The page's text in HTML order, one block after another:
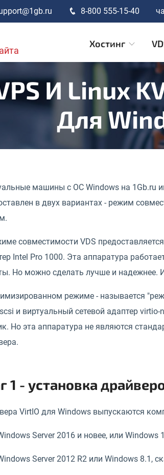
8-800 555-15-40
Хостинг
И Linux
Для
машины с ОС Windows на 1Gb.ru
в двух вариантах - режим
совместимости VDS
Intel Pro 1000. Эта аппаратура
Но можно сделать лучше и надежнее.
режиме - называется
и виртуальный сетевой адаптер
Но эта аппаратура не являются
1 - установка
VirtIO для Windows выпускаются
Server 2016 и новее, или Windows
Server 2012 R2 или Windows 8.1,